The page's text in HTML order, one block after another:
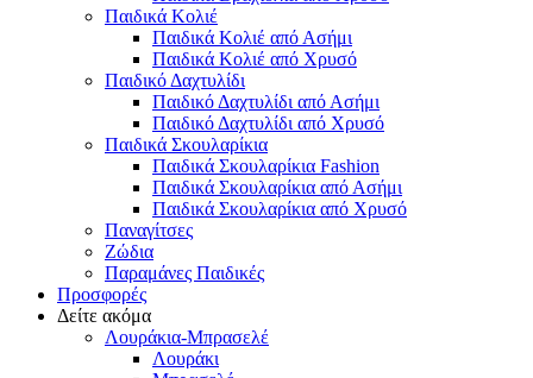
Παιδικά Κολιέ
Παιδικά Κολιέ από Ασήμι
Παιδικά Κολιέ από Χρυσό
Παιδικό Δαχτυλίδι
Παιδικό Δαχτυλίδι από Ασήμι
Παιδικό Δαχτυλίδι από Χρυσό
Παιδικά Σκουλαρίκια
Παιδικά Σκουλαρίκια Fashion
Παιδικά Σκουλαρίκια από Ασήμι
Παιδικά Σκουλαρίκια από Χρυσό
Παναγίτσες
Ζώδια
Παραμάνες Παιδικές
Προσφορές
Δείτε ακόμα
Λουράκια-Μπρασελέ
Λουράκι